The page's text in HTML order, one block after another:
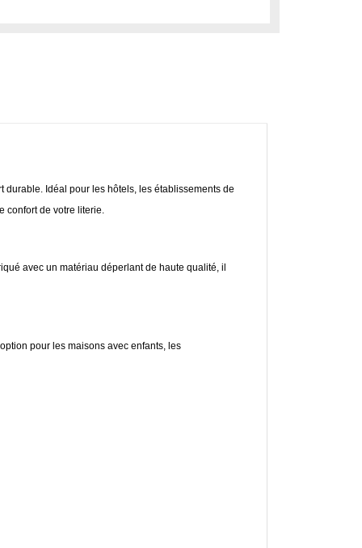
Idéal pour les hôtels, les établissements de
confort de votre literie.
avec un matériau déperlant de haute qualité, il
pour les maisons avec enfants, les